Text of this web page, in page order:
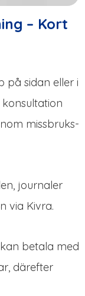
– Kort
på sidan eller i
missbruks-
journaler
via Kivra.
betala med
därefter